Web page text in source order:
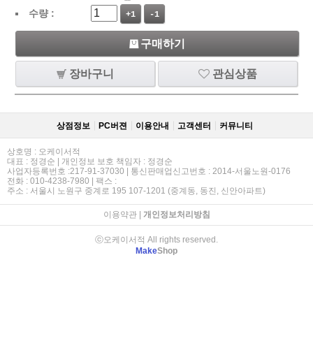
수량 :
+1 -1
구매하기
장바구니 관심상품
상점정보 PC버젼 이용안내 고객센터 커뮤니티
상호명 : 오케이서적
대표 : 정경순 | 개인정보 보호 책임자 : 정경순
사업자등록번호 :217-91-37030 | 통신판매업신고번호 : 2014-서울노원-0176
전화 : 010-4238-7980 | 팩스 :
주소 : 서울시 노원구 중계로 195 107-1201 (중계동, 동진, 신안아파트)
이용약관| 개인정보처리방침
ⓒ오케이서적 All rights reserved.
MakeShop